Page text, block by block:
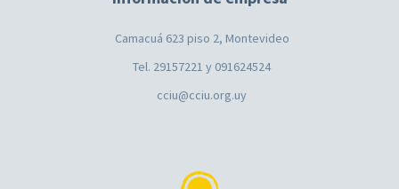
Camacuá 623 piso 2, Montevideo
Tel. 29157221 y 091624524
cciu@cciu.org.uy